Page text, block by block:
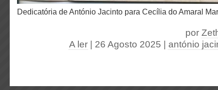
Dedicatória de António Jacinto para Cecília do Amaral
por
A ler | 26 Agosto 2025 antónio